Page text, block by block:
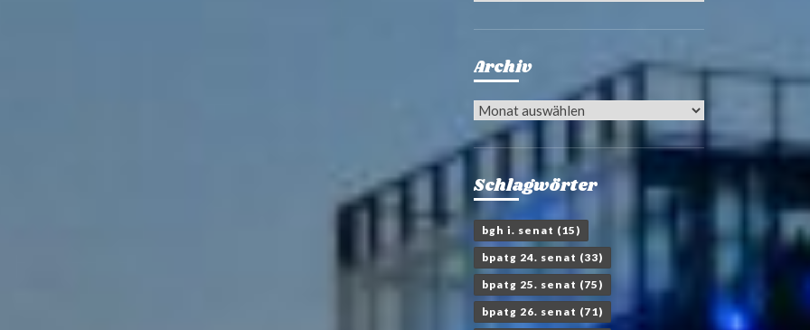
Archiv
Archiv
Schlagwörter
bgh i. senat (15)
bpatg 24. senat (33)
bpatg 25. senat (75)
bpatg 26. senat (71)